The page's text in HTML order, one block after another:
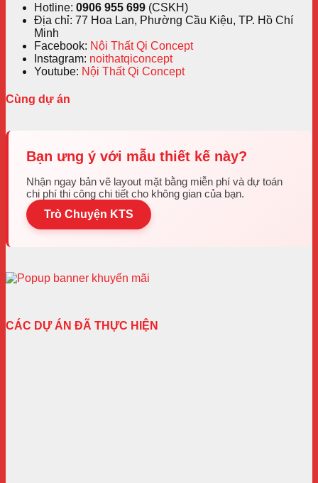
Hotline: 0906 955 699 (CSKH)
Địa chỉ: 77 Hoa Lan, Phường Cầu Kiệu, TP. Hồ Chí
Minh
Facebook: Nội Thất Qi Concept
Instagram: noithatqiconcept
Youtube: Nội Thất Qi Concept
Cùng dự án
Bạn ưng ý với mẫu thiết kế này?
Nhận ngay bản vẽ layout mặt bằng miễn phí và dự toán
chi phí thi công chi tiết cho không gian của bạn.
Trò Chuyện KTS
CÁC DỰ ÁN ĐÃ THỰC HIỆN